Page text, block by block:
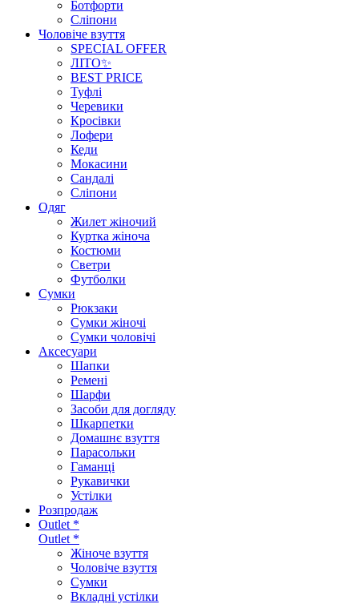
Ботфорти
Сліпони
Чоловіче взуття
SPECIAL OFFER
ЛІТО✨
BEST PRICE
Туфлі
Черевики
Кросівки
Лофери
Кеди
Мокасини
Сандалі
Сліпони
Одяг
Жилет жіночий
Куртка жіноча
Костюми
Светри
Футболки
Сумки
Рюкзаки
Сумки жіночі
Сумки чоловічі
Аксеcуари
Шапки
Ремені
Шарфи
Засоби для догляду
Шкарпетки
Домашнє взуття
Парасольки
Гаманці
Рукавички
Устілки
Розпродаж
Outlet *
Outlet *
Жіноче взуття
Чоловіче взуття
Сумки
Вкладні устілки